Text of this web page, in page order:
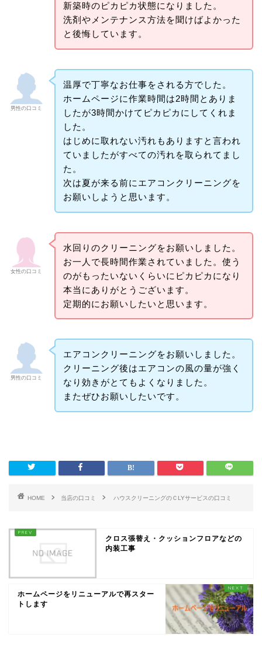
新築時のピカピカ状態になりました。
洗剤やメンテナンス方法を聞けばよかった
と後悔しています。
男性の口コミ
温厚で丁寧なお仕事をされる方でした。
ホームページに作業時間は2時間とありま
したが3時間かけてピカピカにしてくれま
した。
はじめに取れない汚れもありますと言われ
ていましたがすべての汚れを取られてまし
た。
次は夏が来る前にエアコンクリーニングを
お願いしようと思います。
女性の口コミ
水回りのクリーニングをお願いしました。
お一人で長時間作業されていました。使う
のがもったいないくらいにピカピカになり
本当にありがとうございます。
定期的にお願いしたいと思います。
男性の口コミ
エアコンクリーニングをお願いしました。
クリーニング後はエアコンの風の量が強く
なり効きがとてもよくなりました。
またぜひお願いしたいです。
HOME 当店の口コミ ハウスクリーニングのＣLYサービスの口コミ
クロス張替え・クッションフロアなどの
内装工事
ホームページをリニューアルで再スター
トします